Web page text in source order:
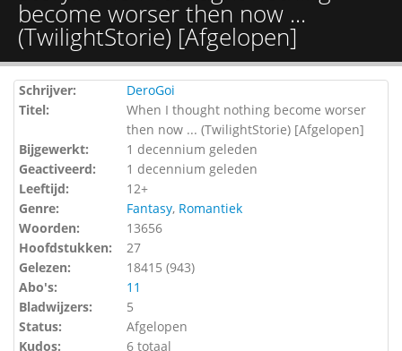
become worser then now ...
(TwilightStorie) [Afgelopen]
Schrijver:
DeroGoi
Titel:
When I thought nothing become worser
then now ... (TwilightStorie) [Afgelopen]
Bijgewerkt:
1 decennium geleden
Geactiveerd:
1 decennium geleden
Leeftijd:
12+
Genre:
Fantasy, Romantiek
Woorden:
13656
Hoofdstukken:
27
Gelezen:
18415 (943)
Abo's:
11
Bladwijzers:
5
Status:
Afgelopen
Kudos:
6 totaal